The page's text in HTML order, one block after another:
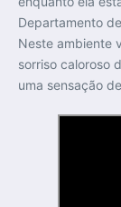
Departamento
Neste ambiente
sorriso caloroso
uma sensação